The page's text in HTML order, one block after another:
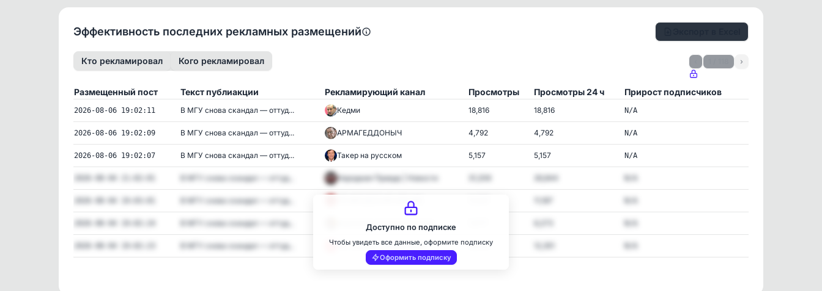
Эффективность последних рекламных размещений
Кто рекламировал Кого рекламировал ›
Размещенный пост Текст публиакции Рекламирующий канал Просмотры Просмотры 24 ч Прирост подписчиков
2026-08-06 19:02:11 В МГУ снова скандал — оттуд... Кедми 18,816 18,816 N/A
2026-08-06 19:02:09 В МГУ снова скандал — оттуд... АРМАГЕДДОНЫЧ 4,792 4,792 N/A
2026-08-06 19:02:07 В МГУ снова скандал — оттуд... Такер на русском 5,157 5,157 N/A
В МГУ снова скандал — оттуд... Народная Правда | Новости
В МГУ снова скандал — оттуд... ЧП ФЕОДОСИЯ (КРЫМ)
В МГУ снова скандал — оттуд... Аналитика Скотта Риттера
В МГУ снова скандал — оттуд... ЧП. Россия • Новости 🔞 13,731
Доступно по подписке
Чтобы увидеть все данные, оформите подписку
Оформить подписку